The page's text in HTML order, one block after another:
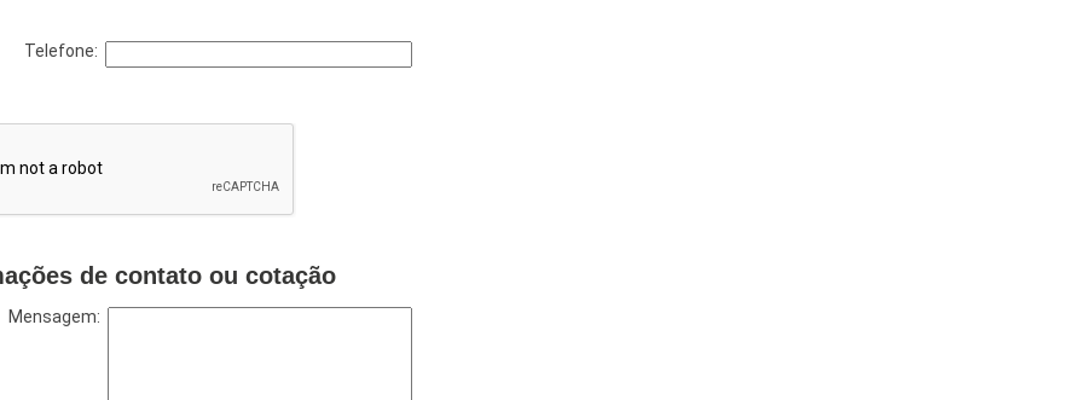
Telefone:
de contato ou cotação
Mensagem: